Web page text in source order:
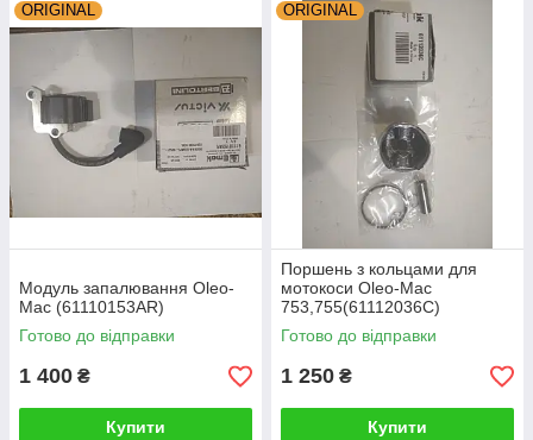
ORIGINAL
Модуль запалювання Oleo-
Mac (61110153AR)
Готово до відправки
1 400 ₴
Купити
ORIGINAL
Поршень з кольцами для
мотокоси Oleo-Mac
753,755(61112036C)
Готово до відправки
1 250 ₴
Купити